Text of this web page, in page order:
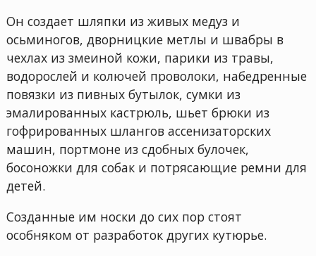
Он создает шляпки из живых медуз и
осьминогов, дворницкие метлы и швабры в
чехлах из змеиной кожи, парики из травы,
водорослей и колючей проволоки, набедренные
повязки из пивных бутылок, сумки из
эмалированных кастрюль, шьет брюки из
гофрированных шлангов ассенизаторских
машин, портмоне из сдобных булочек,
босоножки для собак и потрясающие ремни для
детей.
Созданные им носки до сих пор стоят
особняком от разработок других кутюрье.